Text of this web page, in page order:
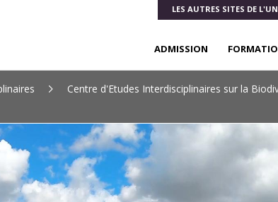
LES AUTRES SITES DE
ADMISSION
Centre d'Etudes Interdisciplinaires sur la